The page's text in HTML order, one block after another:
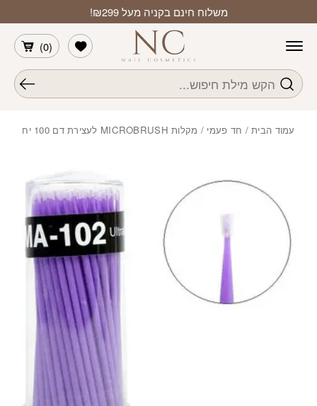
משלוח חינם בקניה מעל ₪299!
חיפוש
(
0
)
הרשימה שלי
עמוד הבית/ חד פעמי / מקלות MICROBRUSH לעצירת דם 100 יח